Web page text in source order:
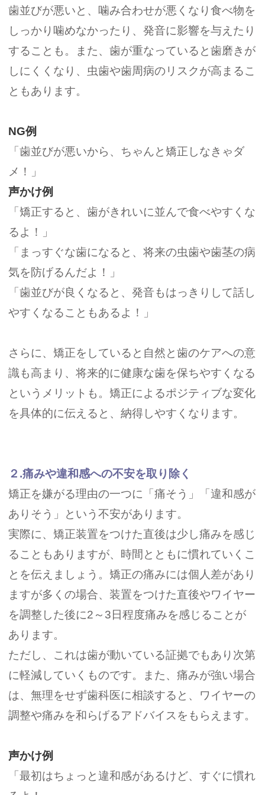
歯並びが悪いと、噛み合わせが悪くなり食べ物を
しっかり噛めなかったり、発音に影響を与えたり
することも。また、歯が重なっていると歯磨きが
しにくくなり、虫歯や歯周病のリスクが高まるこ
ともあります。
NG例
「歯並びが悪いから、ちゃんと矯正しなきゃダ
メ！」
声かけ例
「矯正すると、歯がきれいに並んで食べやすくな
るよ！」
「まっすぐな歯になると、将来の虫歯や歯茎の病
気を防げるんだよ！」
「歯並びが良くなると、発音もはっきりして話し
やすくなることもあるよ！」
さらに、矯正をしていると自然と歯のケアへの意
識も高まり、将来的に健康な歯を保ちやすくなる
というメリットも。矯正によるポジティブな変化
を具体的に伝えると、納得しやすくなります。
２.痛みや違和感への不安を取り除く
矯正を嫌がる理由の一つに「痛そう」「違和感が
ありそう」という不安があります。
実際に、矯正装置をつけた直後は少し痛みを感じ
ることもありますが、時間とともに慣れていくこ
とを伝えましょう。矯正の痛みには個人差があり
ますが多くの場合、装置をつけた直後やワイヤー
を調整した後に2～3日程度痛みを感じることが
あります。
ただし、これは歯が動いている証拠でもあり次第
に軽減していくものです。また、痛みが強い場合
は、無理をせず歯科医に相談すると、ワイヤーの
調整や痛みを和らげるアドバイスをもらえます。
声かけ例
「最初はちょっと違和感があるけど、すぐに慣れ